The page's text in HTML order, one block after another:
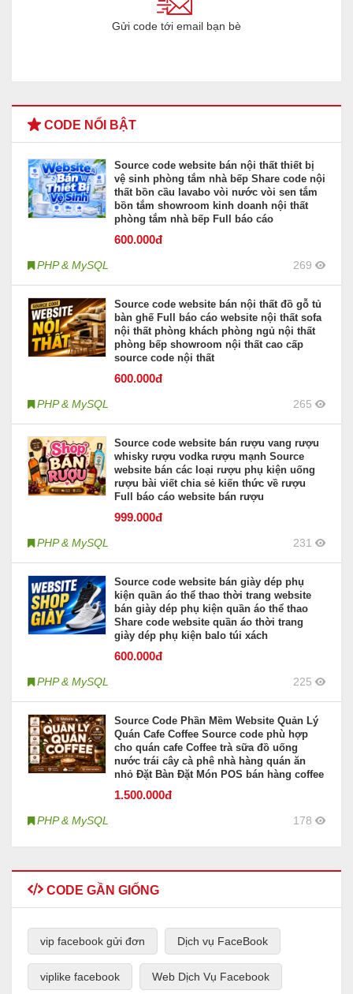
Gửi code tới email bạn bè
CODE NỔI BẬT
Source code website bán nội thất thiết bị
vệ sinh phòng tắm nhà bếp Share code nội
thất bồn cầu lavabo vòi nước vòi sen tắm
bồn tắm showroom kinh doanh nội thất
phòng tắm nhà bếp Full báo cáo
600.000đ
PHP & MySQL 269
Source code website bán nội thất đồ gỗ tủ
bàn ghế Full báo cáo website nội thất sofa
nội thất phòng khách phòng ngủ nội thất
phòng bếp showroom nội thất cao cấp
source code nội thất
600.000đ
PHP & MySQL 265
Source code website bán rượu vang rượu
whisky rượu vodka rượu mạnh Source
website bán các loại rượu phụ kiện uống
rượu bài viết chia sẻ kiến thức về rượu
Full báo cáo website bán rượu
999.000đ
PHP & MySQL 231
Source code website bán giày dép phụ
kiện quần áo thể thao thời trang website
bán giày dép phụ kiện quần áo thể thao
Share code website quần áo thời trang
giày dép phụ kiện balo túi xách
600.000đ
PHP & MySQL 225
Source Code Phần Mềm Website Quản Lý
Quán Cafe Coffee Source code phù hợp
cho quán cafe Coffee trà sữa đồ uống
nước trái cây cà phê nhà hàng quán ăn
nhỏ Đặt Bàn Đặt Món POS bán hàng coffee
1.500.000đ
PHP & MySQL 178
CODE GẦN GIỐNG
vip facebook gửi đơn Dịch vụ FaceBook
viplike facebook Web Dịch Vụ Facebook